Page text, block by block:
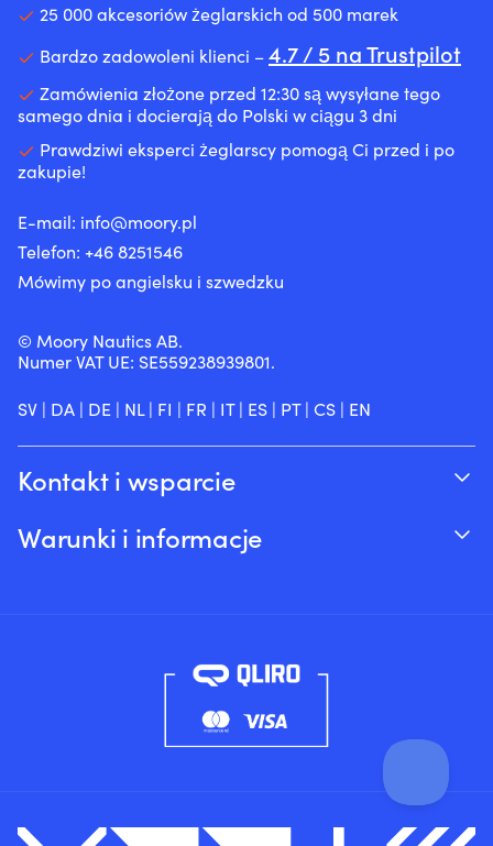
25 000 akcesoriów żeglarskich od 500 marek
Bardzo zadowoleni klienci –4.7 / 5 na Trustpilot
Zamówienia złożone przed 12:30 są wysyłane tego
samego dnia i docierają do Polski w ciągu 3 dni
Prawdziwi eksperci żeglarscy pomogą Ci przed i po
zakupie!
E-mail: info@moory.pl
Telefon: +46 8251546
Mówimy po angielsku i szwedzku
© Moory Nautics AB.
Numer VAT UE: SE559238939801.
SV | DA | DE | NL| FI | FR | IT| ES | PT| CS | EN
Kontakt i wsparcie
Wyślij nam e-mail na adres info@moory.pl
Warunki i informacje
Zwroty i refundacje
Warunki sprzedaży
Polityka prywatności